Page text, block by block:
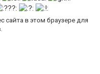
сайта в этом браузере для